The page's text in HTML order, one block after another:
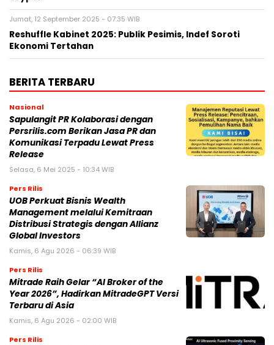
Jumat, 12 September 2025 - 07:35 WIB
Reshuffle Kabinet 2025: Publik Pesimis, Indef Soroti
Ekonomi Tertahan
BERITA TERBARU
Nasional
Sapulangit PR Kolaborasi dengan
Persrilis.com Berikan Jasa PR dan
Komunikasi Terpadu Lewat Press
Release
Selasa, 6 Mei 2025 - 10:34 WIB
Pers Rilis
UOB Perkuat Bisnis Wealth
Management melalui Kemitraan
Distribusi Strategis dengan Allianz
Global Investors
Kamis, 6 Agu 2026 - 06:39 WIB
Pers Rilis
Mitrade Raih Gelar “AI Broker of the
Year 2026”, Hadirkan MitradeGPT Versi
Terbaru di Asia
Kamis, 6 Agu 2026 - 02:00 WIB
Pers Rilis